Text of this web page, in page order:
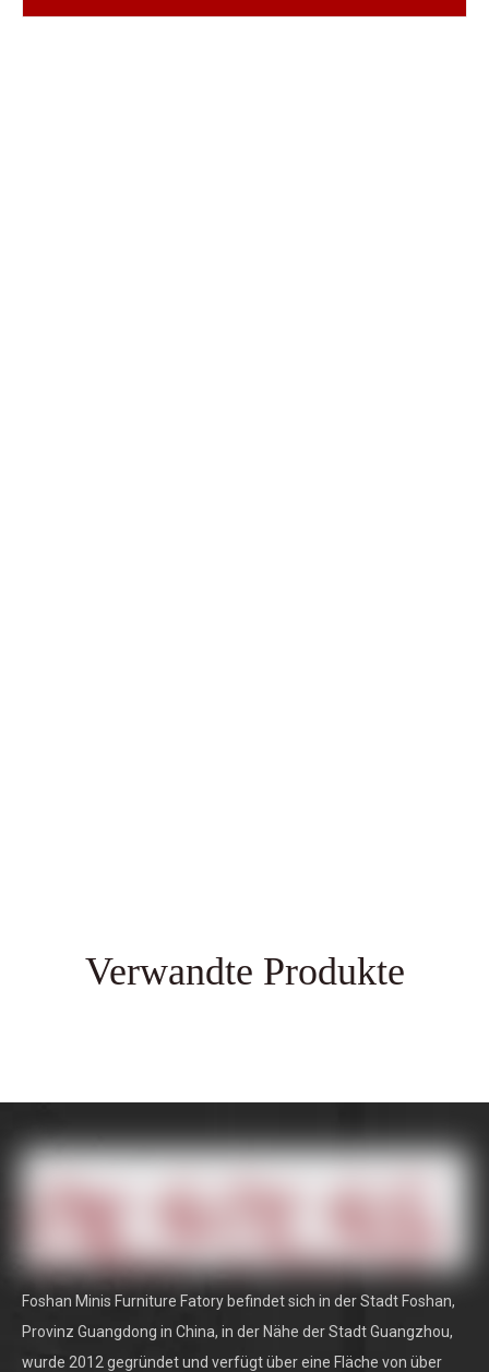
Verwandte Produkte
Foshan Minis Furniture Fatory befindet sich in der Stadt Foshan,
Provinz Guangdong in China, in der Nähe der Stadt Guangzhou,
wurde 2012 gegründet und verfügt über eine Fläche von über